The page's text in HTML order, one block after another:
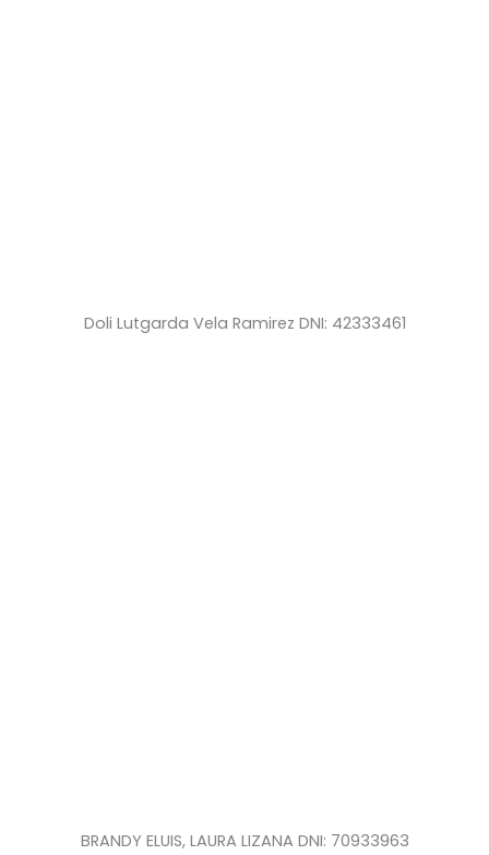
Doli Lutgarda Vela Ramirez DNI: 42333461
BRANDY ELUIS, LAURA LIZANA DNI: 70933963